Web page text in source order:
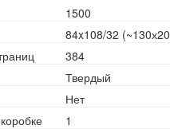
1500
84x108/32
384
Твердый
Нет
1